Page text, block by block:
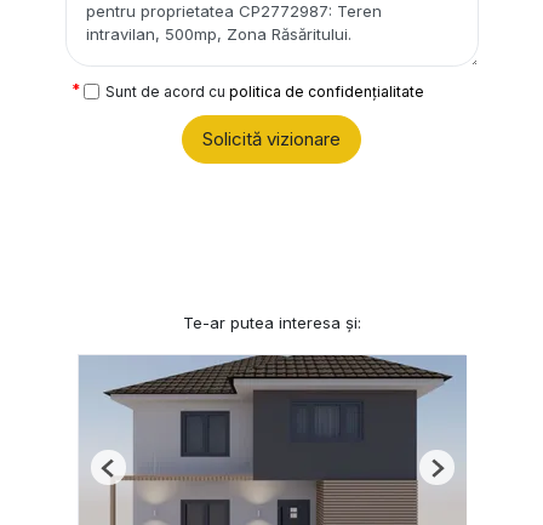
Sunt de acord cu politica de confidențialitate
Solicită vizionare
Te-ar putea interesa și:
Previous Next